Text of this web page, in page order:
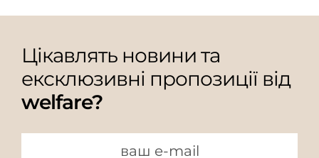
Цікавлять новини та
ексклюзивні пропозиції від
welfare?